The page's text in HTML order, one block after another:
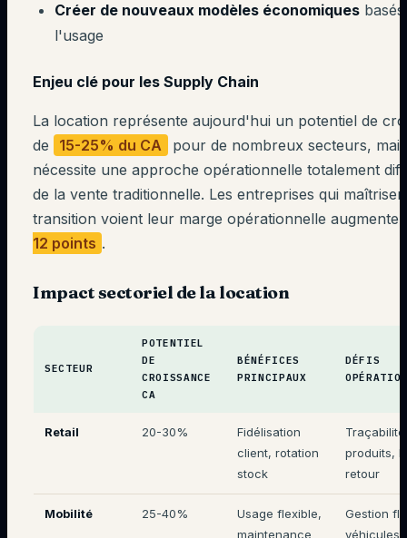
Créer de nouveaux modèles économiques
l'usage
Enjeu clé pour les Supply Chain
La location représente aujourd'hui un potentiel de
de
15-25% du CA
pour de nombreux secteurs, mais
nécessite une approche opérationnelle totalement
de la vente traditionnelle. Les entreprises qui
transition voient leur marge opérationnelle
12 points .
Impact sectoriel de la location
SECTEUR
POTENTIEL
DE
CROISSANCE
CA
BÉNÉFICES
PRINCIPAUX
DÉFIS
Retail 20-30%
Fidélisation
client, rotation
stock
Traçabilité
produits,
retour
Mobilité 25-40%
Usage flexible,
maintenance
Gestion
véhicules